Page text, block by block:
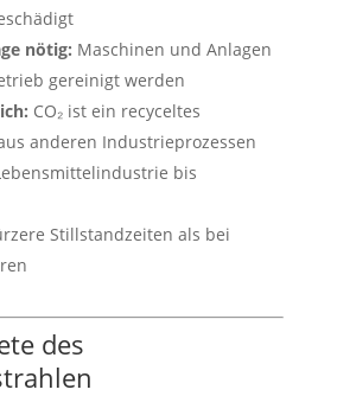
nötig: Maschinen und Anlagen
gereinigt werden
CO₂ ist ein recyceltes
anderen Industrieprozessen
bis
Stillstandzeiten als bei
des